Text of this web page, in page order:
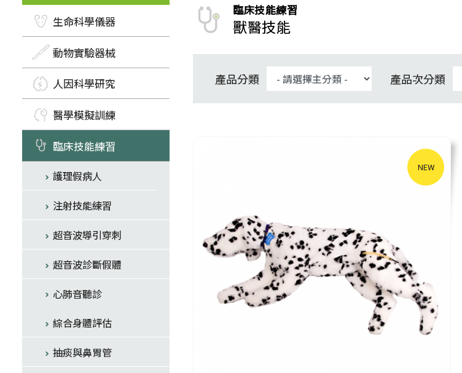
生命科學儀器
動物實驗器械
人因科學研究
醫學模擬訓練
臨床技能練習
護理假病人
注射技能練習
超音波導引穿刺
超音波診斷假體
心肺音聽診
綜合身體評估
抽痰與鼻胃管
臨床技能練習
獸醫技能
產品分類 產品次分類
NEW